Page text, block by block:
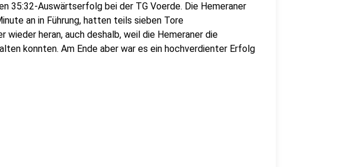
35:32-Auswärtserfolg bei der TG Voerde. Die Hemeraner
an in Führung, hatten teils sieben Tore
wieder heran, auch deshalb, weil die Hemeraner die
konnten. Am Ende aber war es ein hochverdienter Erfolg